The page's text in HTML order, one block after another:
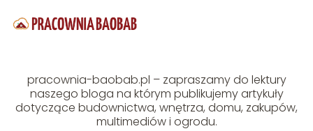
pracownia-baobab.pl – zapraszamy do lektury
naszego bloga na którym publikujemy artykuły
dotyczące budownictwa, wnętrza, domu, zakupów,
multimediów i ogrodu.